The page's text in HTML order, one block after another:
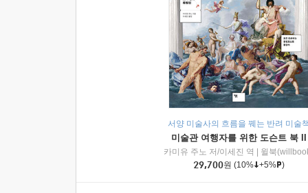
서양 미술사의 흐름을 꿰는 반려 미술
미술관 여행자를 위한 도슨트 북 II
카미유 주노 저/이세진 역
윌북
29,700원 (10% +5% )